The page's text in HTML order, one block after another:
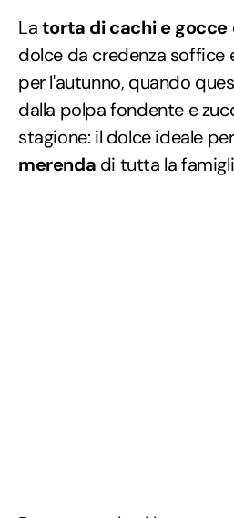
Latorta di cachi e
dolce da credenza soffice
per l'autunno, quando
dalla polpa fondente e
stagione: il dolce ideale
merenda di tutta la